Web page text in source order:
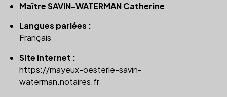
Maître SAVIN-WATERMAN Catherine
Langues parlées :
Français
Site internet :
https://mayeux-oesterle-savin-
waterman.notaires.fr